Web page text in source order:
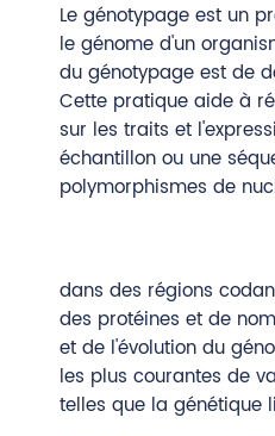
Le génotypage est un
le génome d'un
du génotypage est de
Cette pratique aide à
sur les traits et
échantillon ou une
polymorphismes de
dans des régions
des protéines et de
et de l'évolution du
les plus courantes de
telles que la génétique